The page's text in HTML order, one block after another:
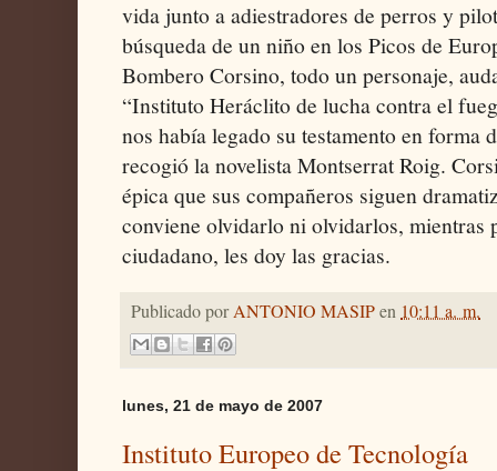
vida junto a adiestradores de perros y
búsqueda de un niño en los Picos de
Bombero Corsino, todo un personaje,
“Instituto Heráclito de lucha contra el
nos había legado su testamento en forma
recogió la novelista Montserrat Roig.
épica que sus compañeros siguen
conviene olvidarlo ni olvidarlos, mientras
ciudadano, les doy las gracias.
Publicado porANTONIO MASIPen 10:11 a. m.
lunes, 21 de mayo de 2007
Instituto Europeo de Tecnología